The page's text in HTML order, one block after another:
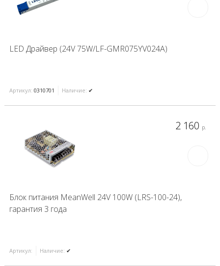
LED Драйвер (24V 75W/LF-GMR075YV024A)
Артикул: 0310701 Наличие: ✔
Блок питания MeanWell 24V 100W (LRS-100-24),
гарантия 3 года
Артикул: Наличие: ✔
2 160 р.